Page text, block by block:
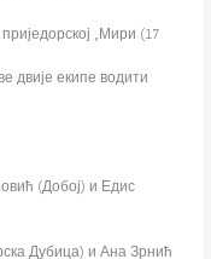
„Мири (17
двије екипе водити
(Добој) и Едис
Дубица) и Ана Зрнић